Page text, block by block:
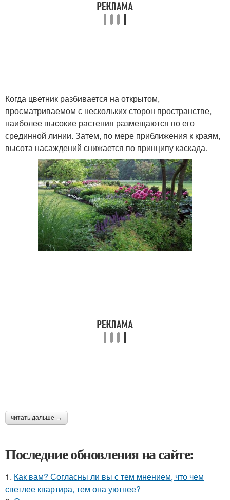
Когда цветник разбивается на открытом,
просматриваемом с нескольких сторон пространстве,
наиболее высокие растения размещаются по его
срединной линии. Затем, по мере приближения к краям,
высота насаждений снижается по принципу каскада.
читать дальше →
Последние обновления на сайте:
1. Как вам? Согласны ли вы с тем мнением, что чем
светлее квартира, тем она уютнее?